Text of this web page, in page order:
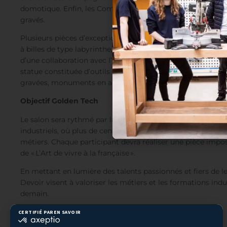
domotique. Enfin, les Compagnons mécaniciens de
gravés.
P lusieurs pièces d’exception– des chefs d’œuvreou des
à billes de type labyrinthe,maquette de minipelle,
d’une collaboration avec l’École des Arts décoratifs de
statue constituée d’outils géants. Desgoodies , eux
gravées, monuments en acier
— seront offerts aux
Objectif Golden Tech
Le salon sera rythmé par la 5 eédition des
,
industriels, où plus de cent candidats – dont des
métiers. Chaque participantdevraréaliser une pièce
de « L’Art de vivre à la française».
En mettant en lumière des talents passionnés et fiers de
Devoir visent à valoriser les métiers et les formations
demain.